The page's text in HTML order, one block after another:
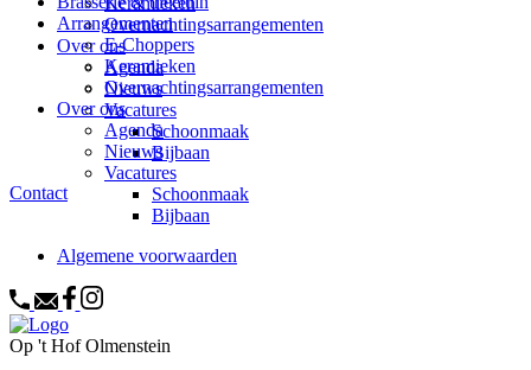
Overnachtingsarrangementen
Over ons
Agenda
Nieuws
Vacatures
Schoonmaak
Bijbaan
Contact
Arrangementen
E-Choppers
Keramieken
Overnachtingsarrangementen
Over ons
Agenda
Nieuws
Vacatures
Schoonmaak
Bijbaan
Algemene voorwaarden
Op 't Hof Olmenstein